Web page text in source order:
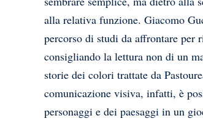
alla relativa funzione. Giacomo
percorso di studi da affrontare per
consigliando la lettura non di un
storie dei colori trattate da
comunicazione visiva, infatti, è
personaggi e dei paesaggi in un